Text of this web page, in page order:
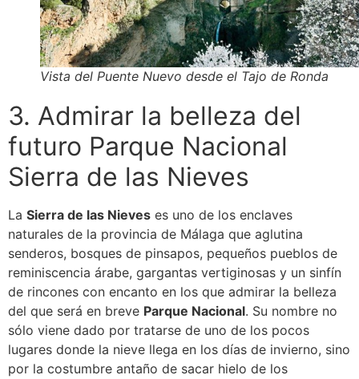
Vista del Puente Nuevo desde el Tajo de Ronda
3. Admirar la belleza del
futuro Parque Nacional
Sierra de las Nieves
La Sierra de las Nieves es uno de los enclaves
naturales de la provincia de Málaga que aglutina
senderos, bosques de pinsapos, pequeños pueblos de
reminiscencia árabe, gargantas vertiginosas y un sinfín
de rincones con encanto en los que admirar la belleza
del que será en breve Parque Nacional. Su nombre no
sólo viene dado por tratarse de uno de los pocos
lugares donde la nieve llega en los días de invierno, sino
por la costumbre antaño de sacar hielo de los